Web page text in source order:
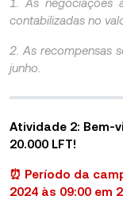
contabilizadas no
2. As recompensas
junho.
Atividade 2: Bem-
20.000 LFT!
⏰ Período da
2024 às 09:00 em